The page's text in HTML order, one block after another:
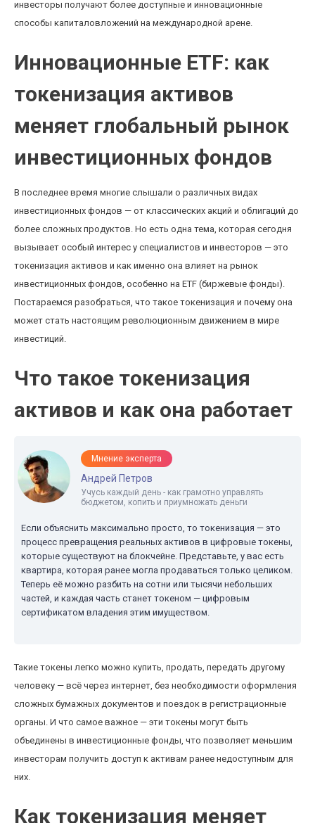
инвесторы получают более доступные и инновационные
способы капиталовложений на международной арене.
Инновационные ETF: как
токенизация активов
меняет глобальный рынок
инвестиционных фондов
В последнее время многие слышали о различных видах
инвестиционных фондов — от классических акций и облигаций до
более сложных продуктов. Но есть одна тема, которая сегодня
вызывает особый интерес у специалистов и инвесторов — это
токенизация активов и как именно она влияет на рынок
инвестиционных фондов, особенно на ETF (биржевые фонды).
Постараемся разобраться, что такое токенизация и почему она
может стать настоящим революционным движением в мире
инвестиций.
Что такое токенизация
активов и как она работает
Мнение эксперта
Андрей Петров
Учусь каждый день - как грамотно управлять
бюджетом, копить и приумножать деньги
Если объяснить максимально просто, то токенизация — это
процесс превращения реальных активов в цифровые токены,
которые существуют на блокчейне. Представьте, у вас есть
квартира, которая ранее могла продаваться только целиком.
Теперь её можно разбить на сотни или тысячи небольших
частей, и каждая часть станет токеном — цифровым
сертификатом владения этим имуществом.
Такие токены легко можно купить, продать, передать другому
человеку — всё через интернет, без необходимости оформления
сложных бумажных документов и поездок в регистрационные
органы. И что самое важное — эти токены могут быть
объединены в инвестиционные фонды, что позволяет меньшим
инвесторам получить доступ к активам ранее недоступным для
них.
Как токенизация меняет